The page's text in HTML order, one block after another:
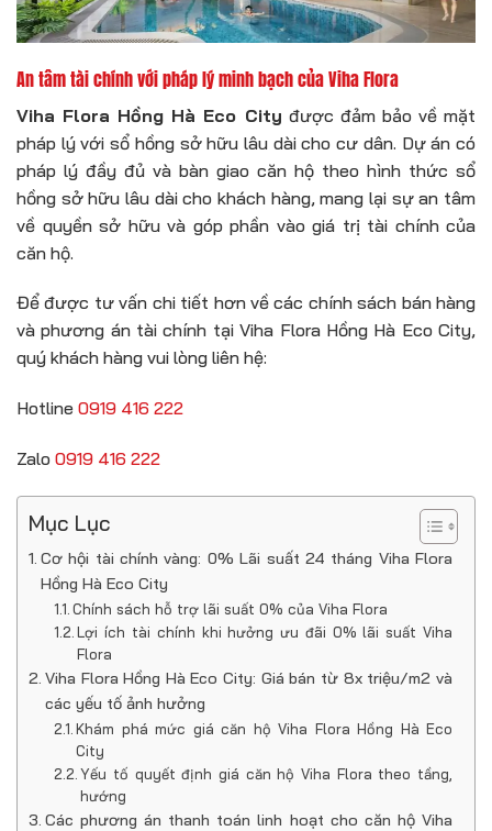
An tâm tài chính với pháp lý minh bạch của Viha Flora
Viha Flora Hồng Hà Eco City được đảm bảo về mặt
pháp lý với sổ hồng sở hữu lâu dài cho cư dân. Dự án có
pháp lý đầy đủ và bàn giao căn hộ theo hình thức sổ
hồng sở hữu lâu dài cho khách hàng, mang lại sự an tâm
về quyền sở hữu và góp phần vào giá trị tài chính của
căn hộ.
Để được tư vấn chi tiết hơn về các chính sách bán hàng
và phương án tài chính tại Viha Flora Hồng Hà Eco City,
quý khách hàng vui lòng liên hệ:
Hotline 0919 416 222
Zalo 0919 416 222
Mục Lục
Cơ hội tài chính vàng: 0% Lãi suất 24 tháng Viha Flora
Hồng Hà Eco City
Chính sách hỗ trợ lãi suất 0% của Viha Flora
Lợi ích tài chính khi hưởng ưu đãi 0% lãi suất Viha
Flora
Viha Flora Hồng Hà Eco City: Giá bán từ 8x triệu/m2 và
các yếu tố ảnh hưởng
Khám phá mức giá căn hộ Viha Flora Hồng Hà Eco
City
Yếu tố quyết định giá căn hộ Viha Flora theo tầng,
hướng
Các phương án thanh toán linh hoạt cho căn hộ Viha